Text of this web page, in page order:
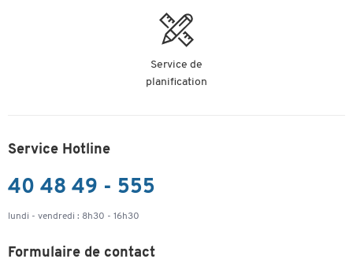
Service de
planification
Service Hotline
40 48 49 - 555
lundi - vendredi : 8h30 - 16h30
Formulaire de contact